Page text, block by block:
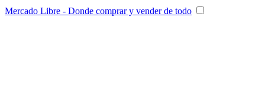
Mercado Libre - Donde comprar y vender de todo